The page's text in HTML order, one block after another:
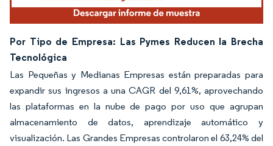
Por Tipo de Empresa: Las Pymes Reducen la Brecha
Tecnológica
Las Pequeñas y Medianas Empresas están preparadas para
expandir sus ingresos a una CAGR del 9,61%, aprovechando
las plataformas en la nube de pago por uso que agrupan
almacenamiento de datos, aprendizaje automático y
visualización. Las Grandes Empresas controlaron el 63,24% del